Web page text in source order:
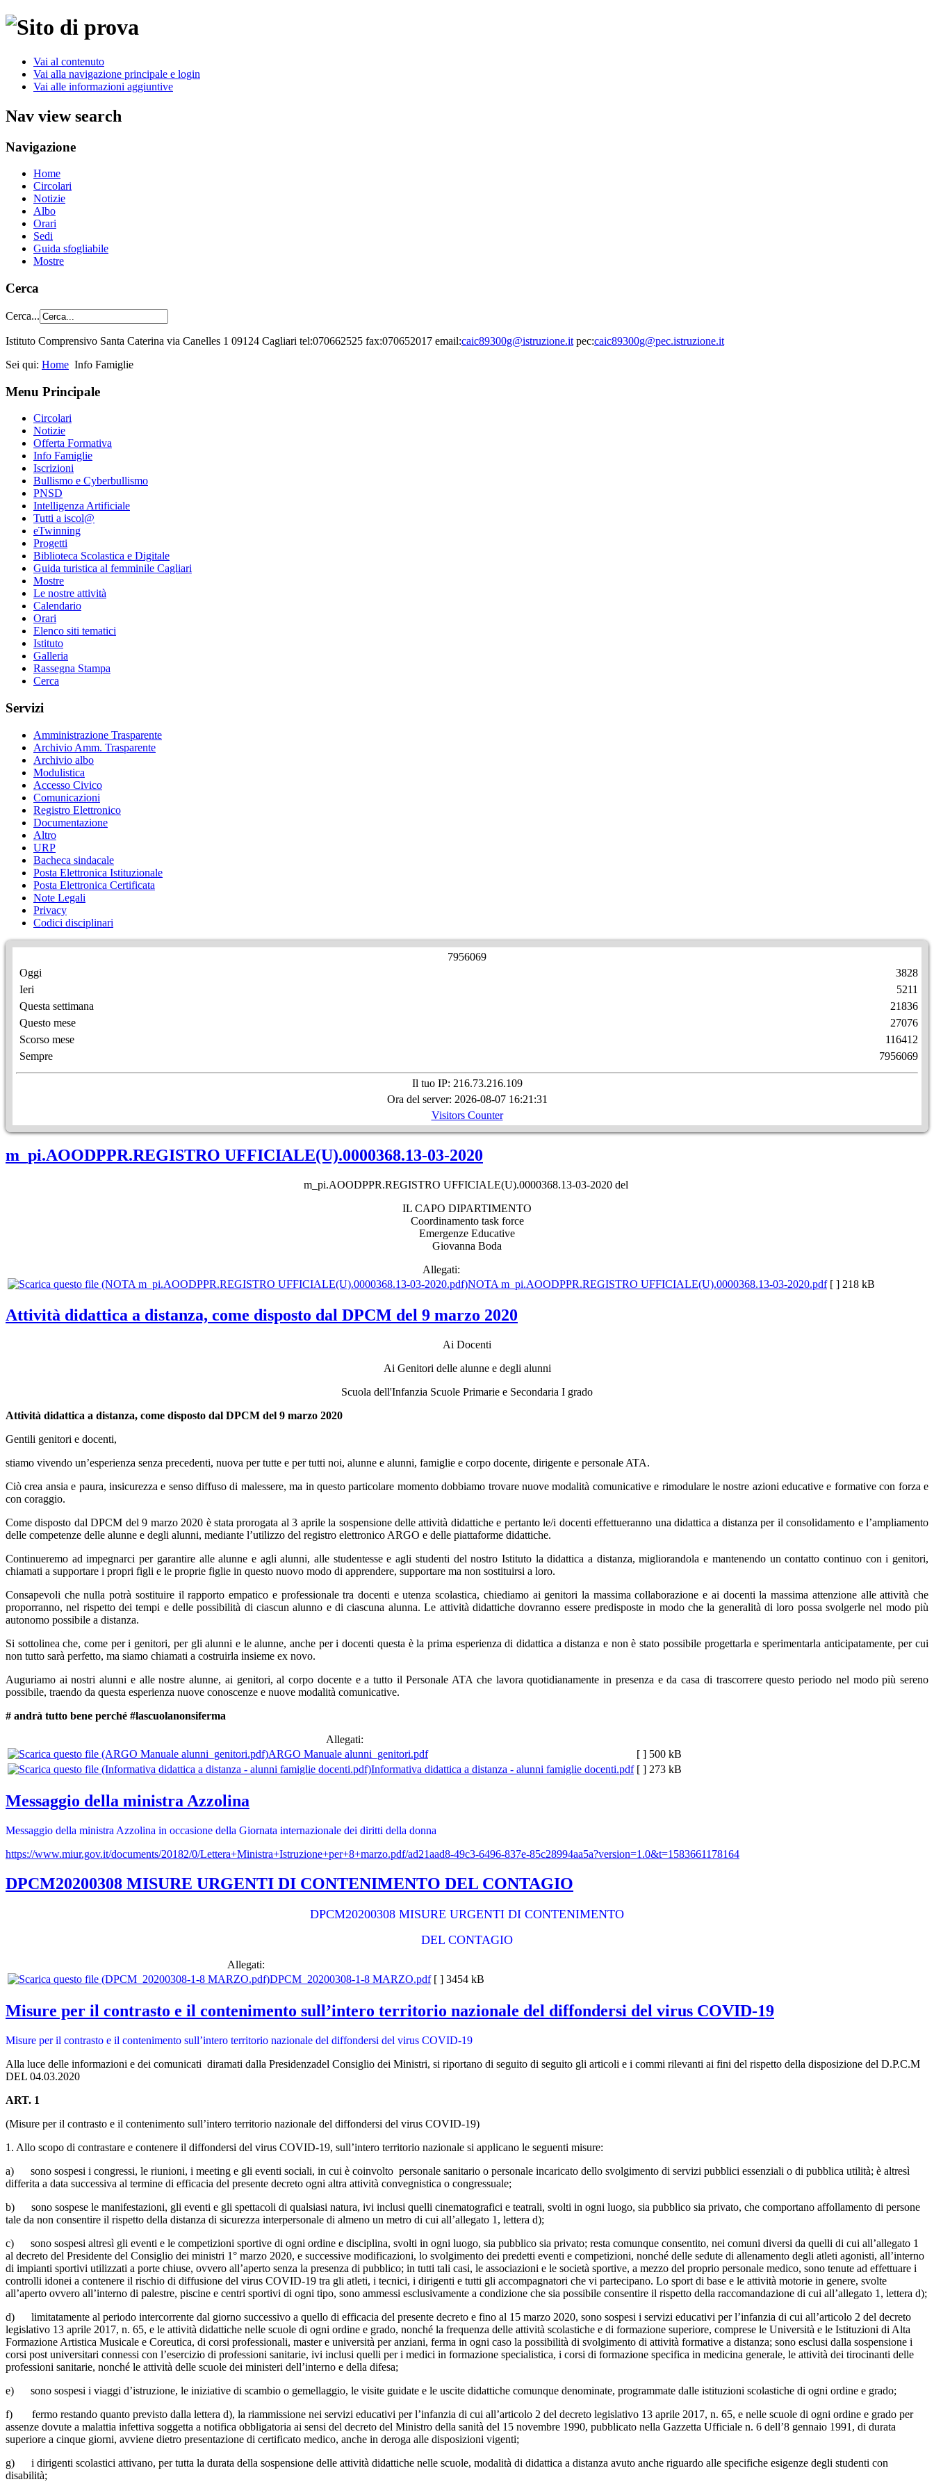
Vai al contenuto
Vai alla navigazione principale e login
Vai alle informazioni aggiuntive
Nav view search
Navigazione
Home
Circolari
Notizie
Albo
Orari
Sedi
Guida sfogliabile
Mostre
Cerca
Cerca...
Istituto Comprensivo Santa Caterina via Canelles 1 09124 Cagliari tel:070662525 fax:070652017 email:caic89300g@istruzione.it pec:caic89300g@pec.istruzione.it
Sei qui: Home Info Famiglie
Menu Principale
Circolari
Notizie
Offerta Formativa
Info Famiglie
Iscrizioni
Bullismo e Cyberbullismo
PNSD
Intelligenza Artificiale
Tutti a iscol@
eTwinning
Progetti
Biblioteca Scolastica e Digitale
Guida turistica al femminile Cagliari
Mostre
Le nostre attività
Calendario
Orari
Elenco siti tematici
Istituto
Galleria
Rassegna Stampa
Cerca
Servizi
Amministrazione Trasparente
Archivio Amm. Trasparente
Archivio albo
Modulistica
Accesso Civico
Comunicazioni
Registro Elettronico
Documentazione
Altro
URP
Bacheca sindacale
Posta Elettronica Istituzionale
Posta Elettronica Certificata
Note Legali
Privacy
Codici disciplinari
7956069
Oggi
Ieri
Questa settimana
Questo mese
Scorso mese
Sempre
3828
5211
21836
27076
116412
7956069
Il tuo IP: 216.73.216.109
Ora del server: 2026-08-07 16:21:31
Visitors Counter
m_pi.AOODPPR.REGISTRO UFFICIALE(U).0000368.13-03-2020
m_pi.AOODPPR.REGISTRO UFFICIALE(U).0000368.13-03-2020 del
IL CAPO DIPARTIMENTO
Coordinamento task force
Emergenze Educative
Giovanna Boda
Allegati:
NOTA m_pi.AOODPPR.REGISTRO UFFICIALE(U).0000368.13-03-2020.pdf [ ] 218 kB
Attività didattica a distanza, come disposto dal DPCM del 9 marzo 2020
Ai Docenti
Ai Genitori delle alunne e degli alunni
Scuola dell'Infanzia Scuole Primarie e Secondaria I grado
Attività didattica a distanza, come disposto dal DPCM del 9 marzo 2020
Gentili genitori e docenti,
stiamo vivendo un’esperienza senza precedenti, nuova per tutte e per tutti noi, alunne e alunni, famiglie e corpo docente, dirigente e personale ATA.
Ciò crea ansia e paura, insicurezza e senso diffuso di malessere, ma in questo particolare momento dobbiamo trovare nuove modalità comunicative e rimodulare le nostre azioni educative e formative con forza e
con coraggio.
Come disposto dal DPCM del 9 marzo 2020 è stata prorogata al 3 aprile la sospensione delle attività didattiche e pertanto le/i docenti effettueranno una didattica a distanza per il consolidamento e l’ampliamento
delle competenze delle alunne e degli alunni, mediante l’utilizzo del registro elettronico ARGO e delle piattaforme didattiche.
Continueremo ad impegnarci per garantire alle alunne e agli alunni, alle studentesse e agli studenti del nostro Istituto la didattica a distanza, migliorandola e mantenendo un contatto continuo con i genitori,
chiamati a supportare i propri figli e le proprie figlie in questo nuovo modo di apprendere, supportare ma non sostituirsi a loro.
Consapevoli che nulla potrà sostituire il rapporto empatico e professionale tra docenti e utenza scolastica, chiediamo ai genitori la massima collaborazione e ai docenti la massima attenzione alle attività che
proporranno, nel rispetto dei tempi e delle possibilità di ciascun alunno e di ciascuna alunna. Le attività didattiche dovranno essere predisposte in modo che la generalità di loro possa svolgerle nel modo più
autonomo possibile a distanza.
Si sottolinea che, come per i genitori, per gli alunni e le alunne, anche per i docenti questa è la prima esperienza di didattica a distanza e non è stato possibile progettarla e sperimentarla anticipatamente, per cui
non tutto sarà perfetto, ma siamo chiamati a costruirla insieme ex novo.
Auguriamo ai nostri alunni e alle nostre alunne, ai genitori, al corpo docente e a tutto il Personale ATA che lavora quotidianamente in presenza e da casa di trascorrere questo periodo nel modo più sereno
possibile, traendo da questa esperienza nuove conoscenze e nuove modalità comunicative.
# andrà tutto bene perché #lascuolanonsiferma
Allegati:
ARGO Manuale alunni_genitori.pdf
[ ] 500 kB
Informativa didattica a distanza - alunni famiglie docenti.pdf [ ] 273 kB
Messaggio della ministra Azzolina
Messaggio della ministra Azzolina in occasione della Giornata internazionale dei diritti della donna
https://www.miur.gov.it/documents/20182/0/Lettera+Ministra+Istruzione+per+8+marzo.pdf/ad21aad8-49c3-6496-837e-85c28994aa5a?version=1.0&t=1583661178164
DPCM20200308 MISURE URGENTI DI CONTENIMENTO DEL CONTAGIO
DPCM20200308 MISURE URGENTI DI CONTENIMENTO
DEL CONTAGIO
Allegati:
DPCM_20200308-1-8 MARZO.pdf [ ] 3454 kB
Misure per il contrasto e il contenimento sull’intero territorio nazionale del diffondersi del virus COVID-19
Misure per il contrasto e il contenimento sull’intero territorio nazionale del diffondersi del virus COVID-19
Alla luce delle informazioni e dei comunicati diramati dalla Presidenzadel Consiglio dei Ministri, si riportano di seguito di seguito gli articoli e i commi rilevanti ai fini del rispetto della disposizione del D.P.C.M
DEL 04.03.2020
ART. 1
(Misure per il contrasto e il contenimento sull’intero territorio nazionale del diffondersi del virus COVID-19)
1. Allo scopo di contrastare e contenere il diffondersi del virus COVID-19, sull’intero territorio nazionale si applicano le seguenti misure:
a) sono sospesi i congressi, le riunioni, i meeting e gli eventi sociali, in cui è coinvolto personale sanitario o personale incaricato dello svolgimento di servizi pubblici essenziali o di pubblica utilità; è altresì
differita a data successiva al termine di efficacia del presente decreto ogni altra attività convegnistica o congressuale;
b) sono sospese le manifestazioni, gli eventi e gli spettacoli di qualsiasi natura, ivi inclusi quelli cinematografici e teatrali, svolti in ogni luogo, sia pubblico sia privato, che comportano affollamento di persone
tale da non consentire il rispetto della distanza di sicurezza interpersonale di almeno un metro di cui all’allegato 1, lettera d);
c) sono sospesi altresì gli eventi e le competizioni sportive di ogni ordine e disciplina, svolti in ogni luogo, sia pubblico sia privato; resta comunque consentito, nei comuni diversi da quelli di cui all’allegato 1
al decreto del Presidente del Consiglio dei ministri 1° marzo 2020, e successive modificazioni, lo svolgimento dei predetti eventi e competizioni, nonché delle sedute di allenamento degli atleti agonisti, all’interno
di impianti sportivi utilizzati a porte chiuse, ovvero all’aperto senza la presenza di pubblico; in tutti tali casi, le associazioni e le società sportive, a mezzo del proprio personale medico, sono tenute ad effettuare i
controlli idonei a contenere il rischio di diffusione del virus COVID-19 tra gli atleti, i tecnici, i dirigenti e tutti gli accompagnatori che vi partecipano. Lo sport di base e le attività motorie in genere, svolte
all’aperto ovvero all’interno di palestre, piscine e centri sportivi di ogni tipo, sono ammessi esclusivamente a condizione che sia possibile consentire il rispetto della raccomandazione di cui all’allegato 1, lettera d);
d) limitatamente al periodo intercorrente dal giorno successivo a quello di efficacia del presente decreto e fino al 15 marzo 2020, sono sospesi i servizi educativi per l’infanzia di cui all’articolo 2 del decreto
legislativo 13 aprile 2017, n. 65, e le attività didattiche nelle scuole di ogni ordine e grado, nonché la frequenza delle attività scolastiche e di formazione superiore, comprese le Università e le Istituzioni di Alta
Formazione Artistica Musicale e Coreutica, di corsi professionali, master e università per anziani, ferma in ogni caso la possibilità di svolgimento di attività formative a distanza; sono esclusi dalla sospensione i
corsi post universitari connessi con l’esercizio di professioni sanitarie, ivi inclusi quelli per i medici in formazione specialistica, i corsi di formazione specifica in medicina generale, le attività dei tirocinanti delle
professioni sanitarie, nonché le attività delle scuole dei ministeri dell’interno e della difesa;
e) sono sospesi i viaggi d’istruzione, le iniziative di scambio o gemellaggio, le visite guidate e le uscite didattiche comunque denominate, programmate dalle istituzioni scolastiche di ogni ordine e grado;
f) fermo restando quanto previsto dalla lettera d), la riammissione nei servizi educativi per l’infanzia di cui all’articolo 2 del decreto legislativo 13 aprile 2017, n. 65, e nelle scuole di ogni ordine e grado per
assenze dovute a malattia infettiva soggetta a notifica obbligatoria ai sensi del decreto del Ministro della sanità del 15 novembre 1990, pubblicato nella Gazzetta Ufficiale n. 6 dell’8 gennaio 1991, di durata
superiore a cinque giorni, avviene dietro presentazione di certificato medico, anche in deroga alle disposizioni vigenti;
g) i dirigenti scolastici attivano, per tutta la durata della sospensione delle attività didattiche nelle scuole, modalità di didattica a distanza avuto anche riguardo alle specifiche esigenze degli studenti con
disabilità;